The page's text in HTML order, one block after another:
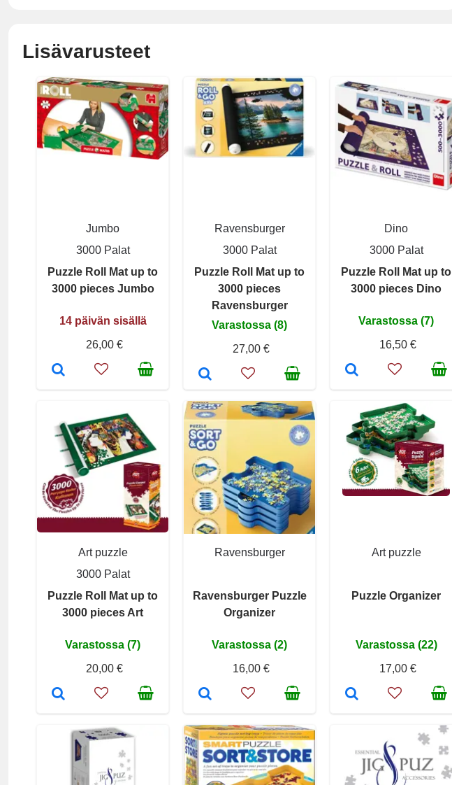
Lisävarusteet
Jumbo
3000 Palat
Puzzle Roll Mat up to
3000 pieces Jumbo
14 päivän sisällä
26,00 €
Ravensburger
3000 Palat
Puzzle Roll Mat up to
3000 pieces
Ravensburger
Varastossa (8)
27,00 €
Dino
3000 Palat
Puzzle Roll Mat up to
3000 pieces Dino
Varastossa (7)
16,50 €
Art puzzle
3000 Palat
Puzzle Roll Mat up to
3000 pieces Art
Varastossa (7)
20,00 €
Ravensburger
Ravensburger Puzzle
Organizer
Varastossa (2)
16,00 €
Art puzzle
Puzzle Organizer
Varastossa (22)
17,00 €